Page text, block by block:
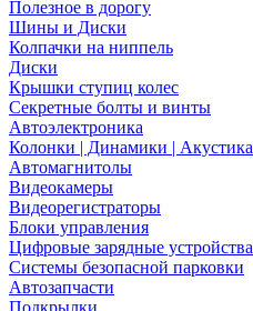
Полезное в дорогу
Шины и Диски
Колпачки на ниппель
Диски
Крышки ступиц колес
Секретные болты и винты
Автоэлектроника
Колонки | Динамики | Акустика
Автомагнитолы
Видеокамеры
Видеорегистраторы
Блоки управления
Цифровые зарядные устройства
Системы безопасной парковки
Автозапчасти
Подкрылки